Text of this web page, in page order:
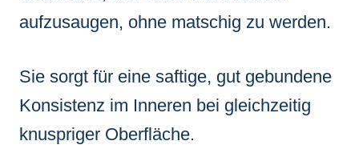
aufzusaugen, ohne matschig zu werden.
Sie sorgt für eine saftige, gut gebundene
Konsistenz im Inneren bei gleichzeitig
knuspriger Oberfläche.